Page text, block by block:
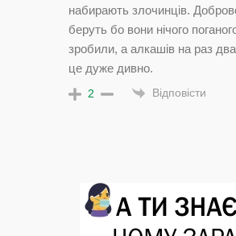
набирають злочинців.
беруть бо вони нічого
зробили, а алкашів на раз
це дуже дивно.
2 Відповісти